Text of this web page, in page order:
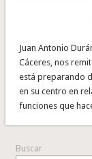
Juan Antonio
Cáceres, nos
está preparando
en su centro en
funciones que
Buscar